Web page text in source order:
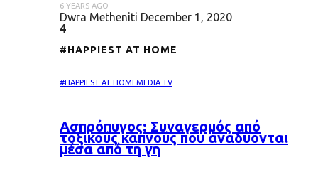
6 YEARS AGO
Dwra Metheniti December 1, 2020
4
#HAPPIEST AT HOME
#HAPPIEST AT HOMEMEDIA TV
Ασπρόπυγος: Συναγερμός από
τοξικούς καπνούς που αναδύονται
μέσα από τη γη